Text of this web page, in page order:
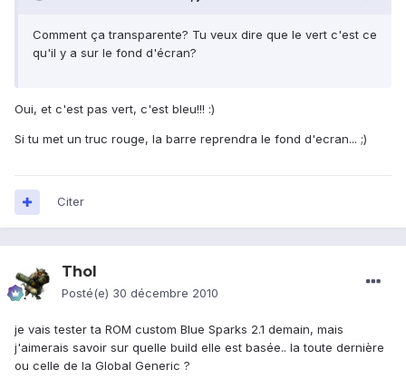
Comment ça transparente? Tu veux dire que le vert c'est ce
qu'il y a sur le fond d'écran?
Oui, et c'est pas vert, c'est bleu!!! :)
Si tu met un truc rouge, la barre reprendra le fond d'ecran... ;)
Citer
Thol
Posté(e) 30 décembre 2010
je vais tester ta ROM custom Blue Sparks 2.1 demain, mais
j'aimerais savoir sur quelle build elle est basée.. la toute dernière
ou celle de la Global Generic ?